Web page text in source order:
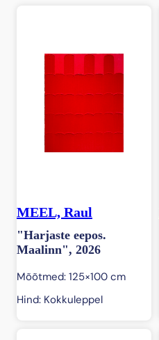
MEEL, Raul
"Harjaste eepos.
Maalinn", 2026
Mõõtmed: 125×100 cm
Hind: Kokkuleppel